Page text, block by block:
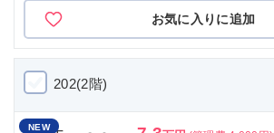
お気に入りに追加
202(2階)
NEW